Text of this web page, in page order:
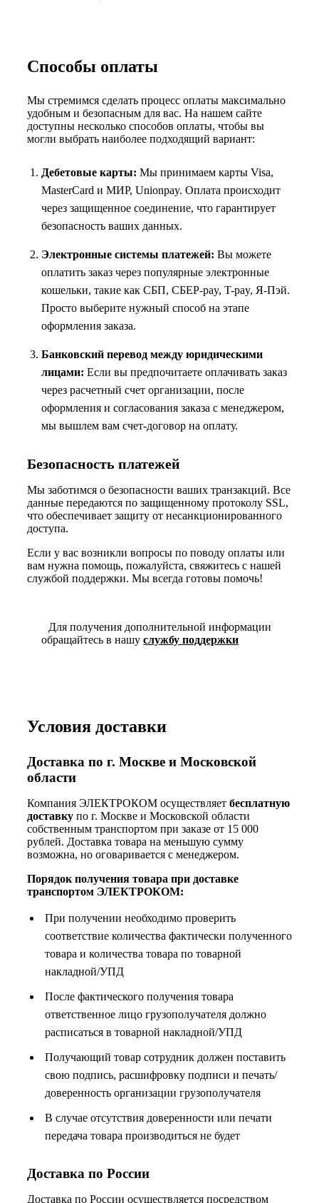
Способы оплаты
Мы стремимся сделать процесс оплаты максимально
удобным и безопасным для вас. На нашем сайте
доступны несколько способов оплаты, чтобы вы
могли выбрать наиболее подходящий вариант:
Дебетовые карты: Мы принимаем карты Visa,
MasterCard и МИР, Unionpay. Оплата происходит
через защищенное соединение, что гарантирует
безопасность ваших данных.
Электронные системы платежей: Вы можете
оплатить заказ через популярные электронные
кошельки, такие как СБП, СБЕР-pay, T-pay, Я-Пэй.
Просто выберите нужный способ на этапе
оформления заказа.
Банковский перевод между юридическими
лицами: Если вы предпочитаете оплачивать заказ
через расчетный счет организации, после
оформления и согласования заказа с менеджером,
мы вышлем вам счет-договор на оплату.
Безопасность платежей
Мы заботимся о безопасности ваших транзакций. Все
данные передаются по защищенному протоколу SSL,
что обеспечивает защиту от несанкционированного
доступа.
Если у вас возникли вопросы по поводу оплаты или
вам нужна помощь, пожалуйста, свяжитесь с нашей
службой поддержки. Мы всегда готовы помочь!
Для получения дополнительной информации
обращайтесь в нашу службу поддержки
Условия доставки
Доставка по г. Москве и Московской
области
Компания ЭЛЕКТРОКОМ осуществляет бесплатную
доставку по г. Москве и Московской области
собственным транспортом при заказе от 15 000
рублей. Доставка товара на меньшую сумму
возможна, но оговаривается с менеджером.
Порядок получения товара при доставке
транспортом ЭЛЕКТРОКОМ:
При получении необходимо проверить
соответствие количества фактически полученного
товара и количества товара по товарной
накладной/УПД
После фактического получения товара
ответственное лицо грузополучателя должно
расписаться в товарной накладной/УПД
Получающий товар сотрудник должен поставить
свою подпись, расшифровку подписи и печать/
доверенность организации грузополучателя
В случае отсутствия доверенности или печати
передача товара производиться не будет
Доставка по России
Доставка по России осуществляется посредством